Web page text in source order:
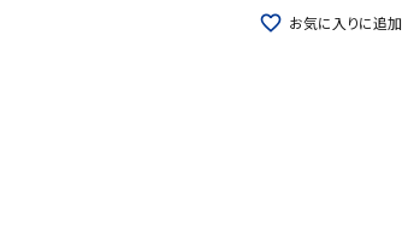
favorite_border お気に入りに追加